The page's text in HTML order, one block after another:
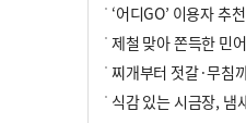
‘어디GO’ 이용자 추
찌개부터 젓갈·무침